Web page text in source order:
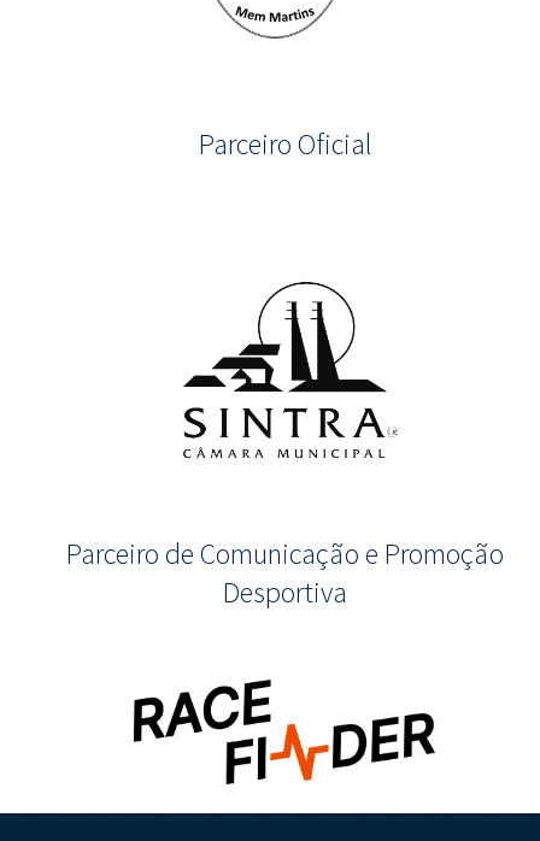
Parceiro Oficial
Parceiro de Comunicação e Promoção
Desportiva